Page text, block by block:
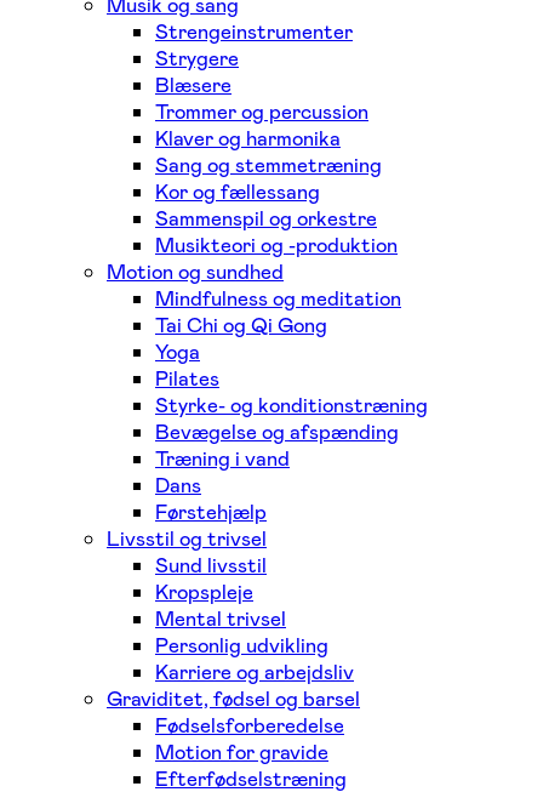
Strengeinstrumenter
Strygere
Blæsere
Trommer og percussion
Klaver og harmonika
Sang og stemmetræning
Kor og fællessang
Sammenspil og orkestre
Musikteori og -produktion
Motion og sundhed
Mindfulness og meditation
Tai Chi og Qi Gong
Yoga
Pilates
Styrke- og konditionstræning
Bevægelse og afspænding
Træning i vand
Dans
Førstehjælp
Livsstil og trivsel
Sund livsstil
Kropspleje
Mental trivsel
Personlig udvikling
Karriere og arbejdsliv
Graviditet, fødsel og barsel
Fødselsforberedelse
Motion for gravide
Efterfødselstræning